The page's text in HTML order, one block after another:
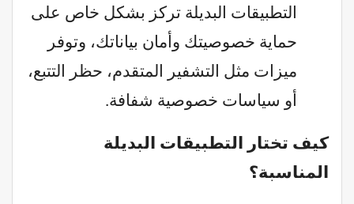
التطبيقات البديلة تركز بشكل خاص على
حماية خصوصيتك وأمان بياناتك، وتوفر
ميزات مثل التشفير المتقدم، حظر التتبع،
أو سياسات خصوصية شفافة.
كيف تختار التطبيقات البديلة
المناسبة؟